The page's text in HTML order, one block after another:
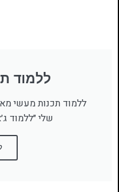
ללמוד
ללמוד תכנות מעשי
שלי ״ללמוד